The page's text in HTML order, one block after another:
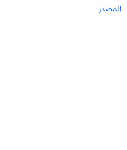
المصدر